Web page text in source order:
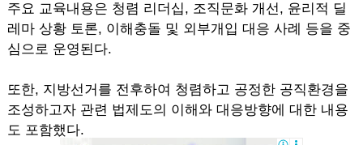
주요 교육내용은 청렴 리더십, 조직문화 개선, 윤리적 딜
레마 상황 토론, 이해충돌 및 외부개입 대응 사례 등을 중
심으로 운영된다.
또한, 지방선거를 전후하여 청렴하고 공정한 공직환경을
조성하고자 관련 법제도의 이해와 대응방향에 대한 내용
도 포함했다.